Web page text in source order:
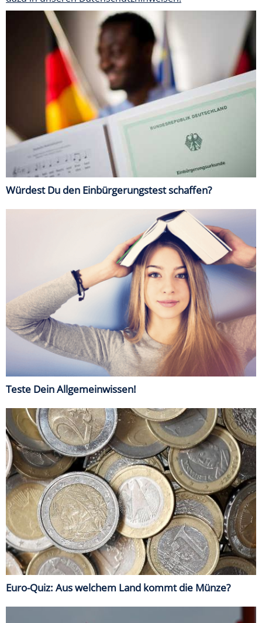
Würdest Du den Einbürgerungstest schaffen?
Teste Dein Allgemeinwissen!
Euro-Quiz: Aus welchem Land kommt die Münze?